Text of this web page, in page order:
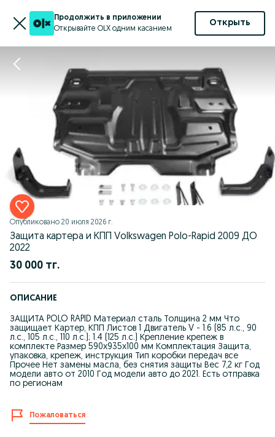
Продолжить в приложении
Открывайте OLX одним касанием
Открыть
Опубликовано 20 июля 2026 г.
Защита картера и КПП Volkswagen Polo-Rapid 2009 ДО
2022
30 000 тг.
ОПИСАНИЕ
ЗАЩИТА POLO RAPID Материал сталь Толщина 2 мм Что
защищает Картер, КПП Листов 1 Двигатель V - 1.6 (85 л.с., 90
л.с., 105 л.с., 110 л.с.); 1.4 (125 л.с.) Крепление крепеж в
комплекте Размер 590х935х100 мм Комплектация Защита,
упаковка, крепеж, инструкция Тип коробки передач все
Прочее Нет замены масла, без снятия защиты Вес 7,2 кг Год
модели авто от 2010 Год модели авто до 2021. Есть отправка
по регионам
Пожаловаться